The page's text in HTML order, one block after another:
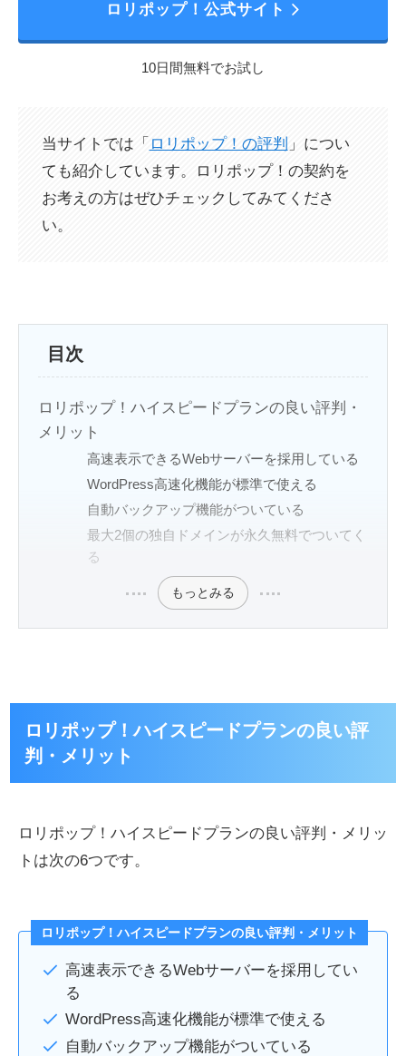
ロリポップ！公式サイト
10日間無料でお試し
当サイトでは「 ロリポップ！の評判 」につい
ても紹介しています。ロリポップ！の契約を
お考えの方はぜひチェックしてみてくださ
い。
目次
ロリポップ！ハイスピードプランの良い評判・
メリット
高速表示できるWebサーバーを採用している
WordPress高速化機能が標準で使える
自動バックアップ機能がついている
最大2個の独自ドメインが永久無料でついてく
る
もっとみる
ロリポップ！ハイスピードプランの良い評
判・メリット
ロリポップ！ハイスピードプランの良い評判・メリッ
トは次の6つです。
ロリポップ！ハイスピードプランの良い評判・メリット
高速表示できるWebサーバーを採用してい
る
WordPress高速化機能が標準で使える
自動バックアップ機能がついている